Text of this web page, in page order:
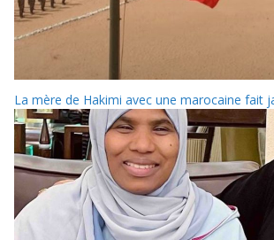
La mère de Hakimi avec une marocaine fait